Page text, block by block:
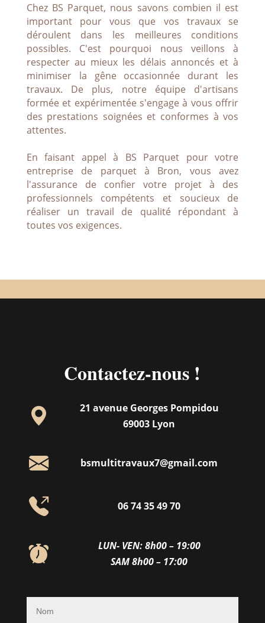
Chez BS Parquet, nous savons combien il est
important pour vous que vos travaux se
déroulent dans les meilleures conditions
possibles. C'est pourquoi nous veillons à
respecter au mieux les délais annoncés et à
minimiser la gêne occasionnée durant les
travaux. De plus, notre équipe d'artisans
formée et expérimentée s'engage à vous offrir
des prestations soignées et conformes à vos
attentes.
En faisant appel à BS Parquet pour votre
entreprise de parquet à Bron, vous avez
l'assurance de confier votre projet à des
professionnels compétents et soucieux de
réaliser un travail de qualité répondant à
toutes vos exigences.
Contactez-nous !
21 avenue Georges Pompidou
69003 Lyon
bsmultitravaux7@gmail.com
06 74 35 49 70
LUN- VEN: 8h00 – 19:00
SAM 8h00 – 17:00